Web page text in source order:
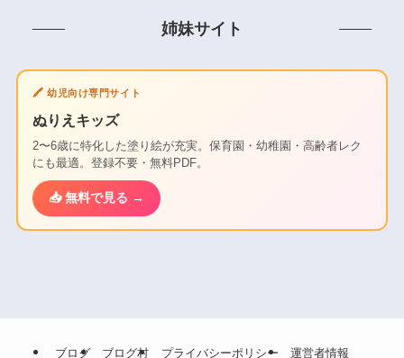
姉妹サイト
🖍️ 幼児向け専門サイト
ぬりえキッズ
2〜6歳に特化した塗り絵が充実。保育園・幼稚園・高齢者レク
にも最適。登録不要・無料PDF。
📥 無料で見る →
ブログ ブログ村 プライバシーポリシー 運営者情報